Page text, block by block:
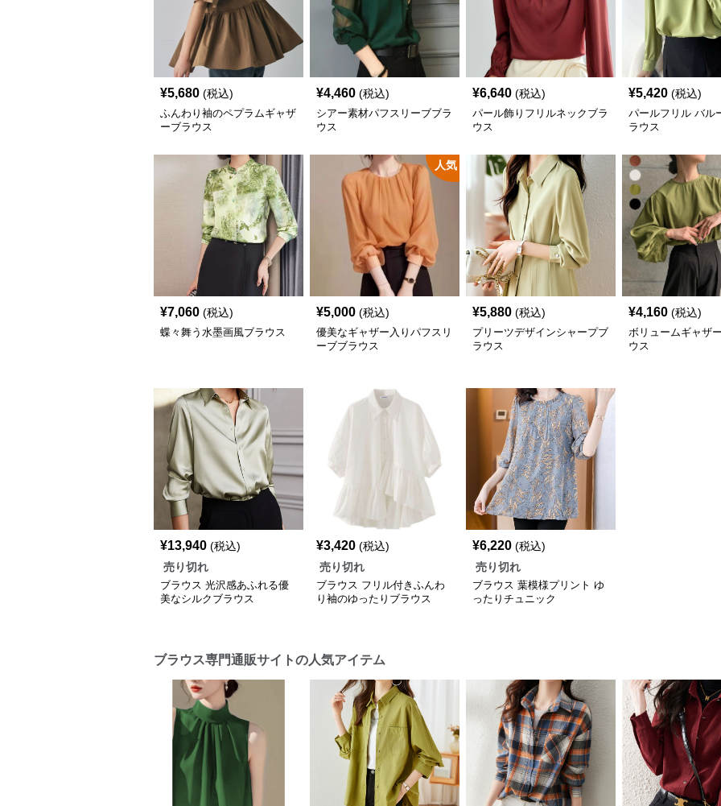
¥5,680 (税込)
ふんわり袖のペプラムギャザ
ーブラウス
¥4,460 (税込)
シアー素材パフスリーブブラ
ウス
¥6,640 (税込)
パール飾りフリルネックブラ
ウス
¥5,420 (税込)
パールフリル バル
ラウス
¥7,060 (税込)
蝶々舞う水墨画風ブラウス
人気
¥5,000 (税込)
優美なギャザー入りパフスリ
ーブブラウス
¥5,880 (税込)
プリーツデザインシャープブ
ラウス
¥4,160 (税込)
ボリュームギャザ
ウス
¥13,940 (税込)
売り切れ
ブラウス 光沢感あふれる優
美なシルクブラウス
¥3,420 (税込)
売り切れ
ブラウス フリル付きふんわ
り袖のゆったりブラウス
¥6,220 (税込)
売り切れ
ブラウス 葉模様プリント ゆ
ったりチュニック
ブラウス専門通販サイトの人気アイテム